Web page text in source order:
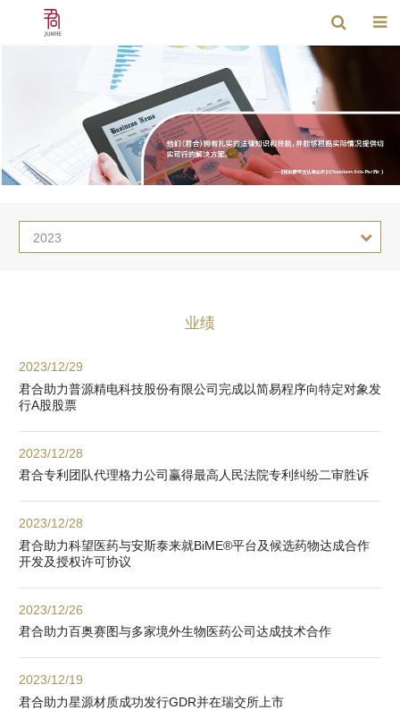
2023
业绩
2023/12/29
君合助力普源精电科技股份有限公司完成以简易程序向特定对象发
行A股股票
2023/12/28
君合专利团队代理格力公司赢得最高人民法院专利纠纷二审胜诉
2023/12/28
君合助力科望医药与安斯泰来就BiME®平台及候选药物达成合作
开发及授权许可协议
2023/12/26
君合助力百奥赛图与多家境外生物医药公司达成技术合作
2023/12/19
君合助力星源材质成功发行GDR并在瑞交所上市